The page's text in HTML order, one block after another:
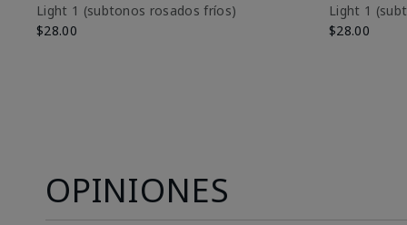
Light 1​ (subtonos rosados fríos)
$28.00
Light 1​
$28.00
OPINIONES